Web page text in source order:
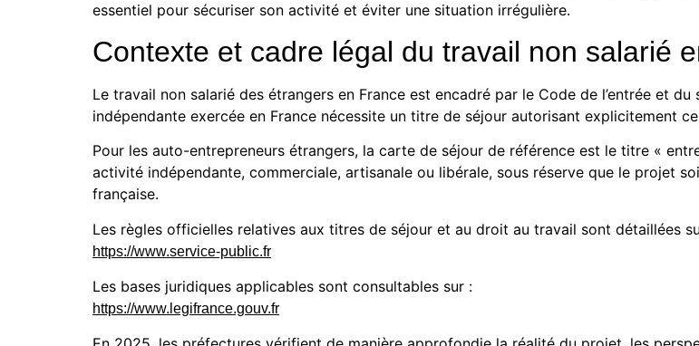
essentiel pour sécuriser son activité et éviter une situation irrégulière.
Contexte et cadre légal du travail non salarié
Le travail non salarié des étrangers en France est encadré par le Code de l’entrée et
indépendante exercée en France nécessite un titre de séjour autorisant explicitement
Pour les auto-entrepreneurs étrangers, la carte de séjour de référence est le titre «
activité indépendante, commerciale, artisanale ou libérale, sous réserve que le projet
française.
Les règles officielles relatives aux titres de séjour et au droit au travail sont détaillées
https://www.service-public.fr
Les bases juridiques applicables sont consultables sur :
https://www.legifrance.gouv.fr